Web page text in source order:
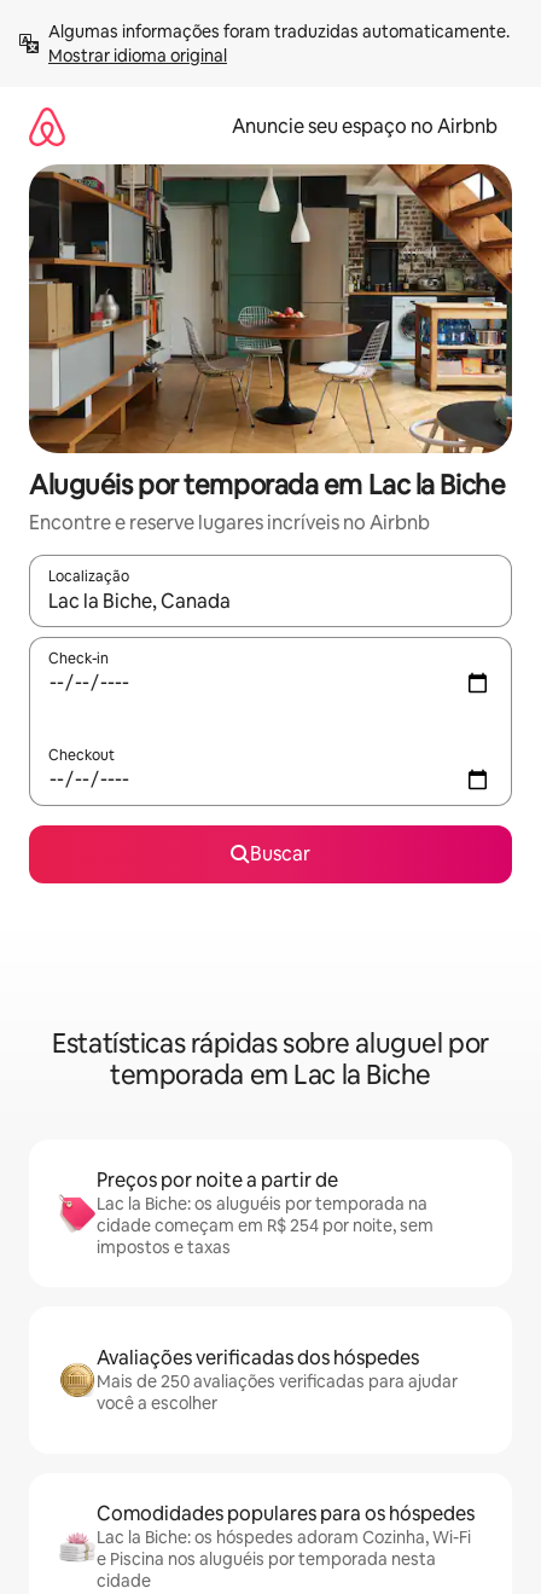
para
Mostrar idioma original
Anuncie seu espaço no Airbnb
Aluguéis por temporada em Lac la Biche
Encontre e reserve lugares incríveis no Airbnb
Localização
Quando os resultados estiverem disponíveis, explore-os
Check-in
Checkout
Buscar
Estatísticas rápidas sobre aluguel por
temporada em Lac la Biche
Preços por noite a partir de
Lac la Biche: os aluguéis por temporada na
cidade começam em R$ 254 por noite, sem
impostos e taxas
Avaliações verificadas dos hóspedes
Mais de 250 avaliações verificadas para ajudar
você a escolher
Comodidades populares para os hóspedes
Lac la Biche: os hóspedes adoram Cozinha, Wi-Fi
e Piscina nos aluguéis por temporada nesta
cidade